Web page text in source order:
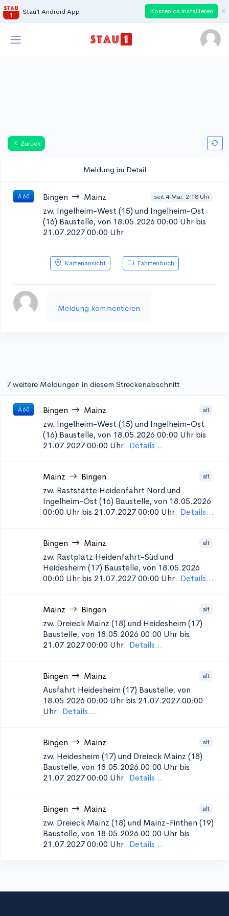
Stau1 Android App Kostenlos installieren ×
Zurück
Meldung im Detail
A 60 Bingen Mainz seit 4.Mai. 2:18 Uhr
zw. Ingelheim-West (15) und Ingelheim-Ost
(16) Baustelle, von 18.05.2026 00:00 Uhr bis
21.07.2027 00:00 Uhr
Kartenansicht Fahrtenbuch
Meldung kommentieren
7 weitere Meldungen in diesem Streckenabschnitt
A 60 Bingen Mainz alt
zw. Ingelheim-West (15) und Ingelheim-Ost
(16) Baustelle, von 18.05.2026 00:00 Uhr bis
21.07.2027 00:00 Uhr. Details...
Mainz Bingen alt
zw. Raststätte Heidenfahrt Nord und
Ingelheim-Ost (16) Baustelle, von 18.05.2026
00:00 Uhr bis 21.07.2027 00:00 Uhr. Details...
Bingen Mainz alt
zw. Rastplatz Heidenfahrt-Süd und
Heidesheim (17) Baustelle, von 18.05.2026
00:00 Uhr bis 21.07.2027 00:00 Uhr. Details...
Mainz Bingen alt
zw. Dreieck Mainz (18) und Heidesheim (17)
Baustelle, von 18.05.2026 00:00 Uhr bis
21.07.2027 00:00 Uhr. Details...
Bingen Mainz alt
Ausfahrt Heidesheim (17) Baustelle, von
18.05.2026 00:00 Uhr bis 21.07.2027 00:00
Uhr. Details...
Bingen Mainz alt
zw. Heidesheim (17) und Dreieck Mainz (18)
Baustelle, von 18.05.2026 00:00 Uhr bis
21.07.2027 00:00 Uhr. Details...
Bingen Mainz alt
zw. Dreieck Mainz (18) und Mainz-Finthen (19)
Baustelle, von 18.05.2026 00:00 Uhr bis
21.07.2027 00:00 Uhr. Details...